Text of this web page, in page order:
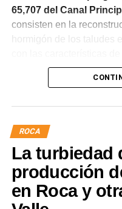
65,707 del Canal
consisten en la
hormigón de los taludes
La obra incluye la
requieren, la ejecución
hormigón reforzado con
juntas para mejorar la
Desde el DPA
parte del plan de
infraestructura hídrica
ROCA
La turbiedad
producción
en Roca y